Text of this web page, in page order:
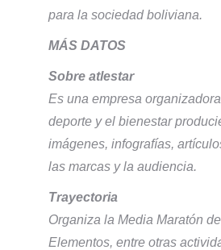
para la sociedad boliviana.
MÁS DATOS
Sobre atlestar
Es una empresa
deporte y el bienestar
imágenes, infografías,
las marcas y la audiencia.
Trayectoria
Organiza la Media Maratón
Elementos, entre otras